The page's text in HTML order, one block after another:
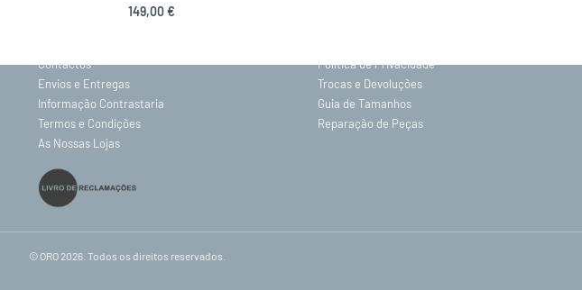
149,00€
Contactos
Política de Privacidade
Envios e Entregas
Trocas e Devoluções
Informação Contrastaria
Guia de Tamanhos
Termos e Condições
Reparação de Peças
As Nossas Lojas
© ORO 2026. Todos os direitos reservados.